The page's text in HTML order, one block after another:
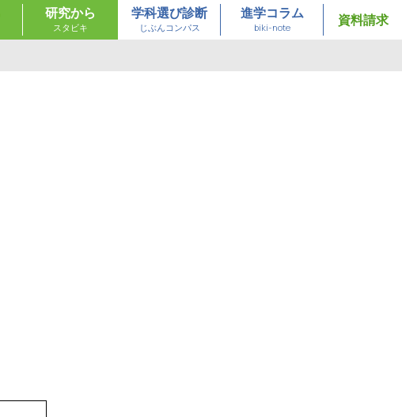
研究から
スタビキ
学科選び診断
じぶんコンパス
進学コラム
biki-note
資料請求